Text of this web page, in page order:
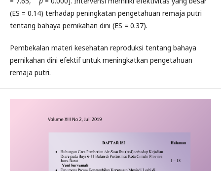
(ES = 0.14) terhadap peningkatan pengetahuan remaja putri
tentang bahaya pernikahan dini (ES = 0.37).
Pembekalan materi kesehatan reproduksi tentang bahaya
pernikahan dini efektif untuk meningkatkan pengetahuan
remaja putri.